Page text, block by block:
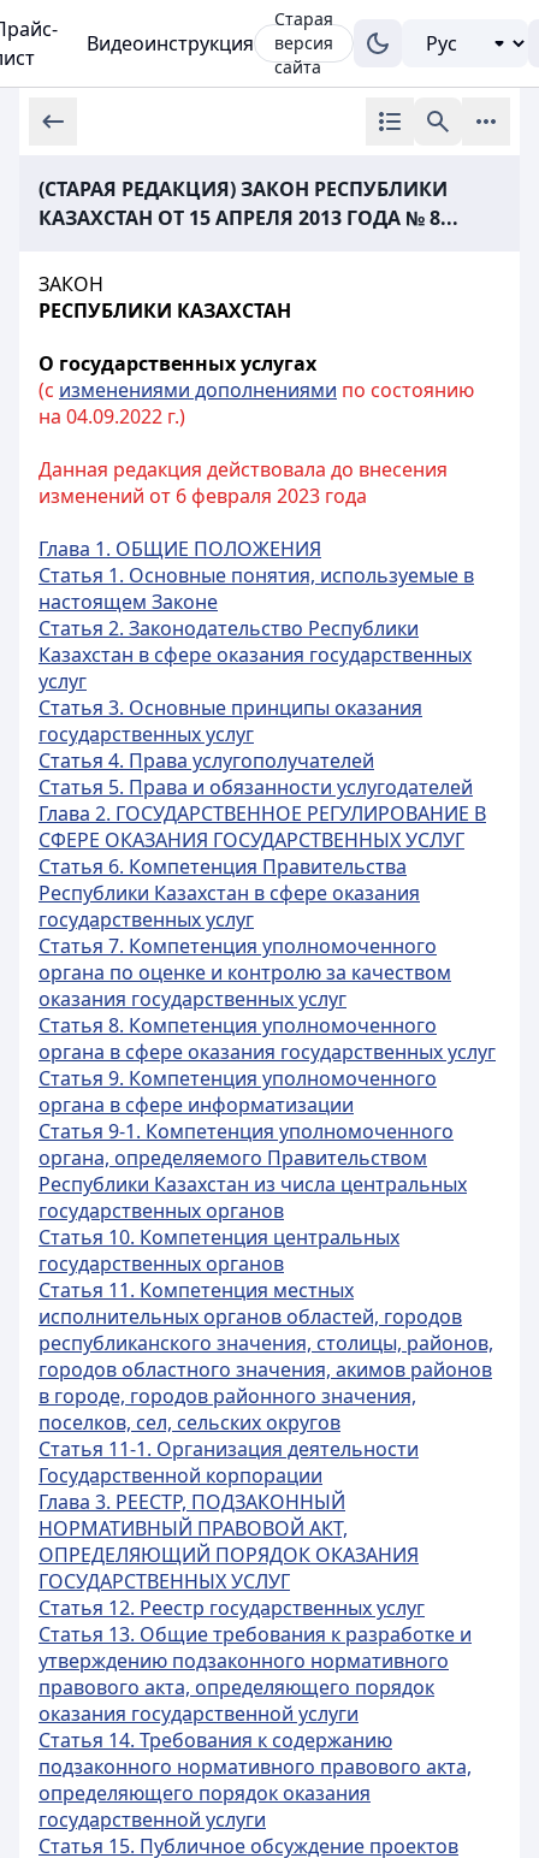
Видеоинструкция
Старая
версия
сайта
(СТАРАЯ РЕДАКЦИЯ) ЗАКОН РЕСПУБЛИКИ
КАЗАХСТАН ОТ 15 АПРЕЛЯ 2013 ГОДА № 8...
ЗАКОН
РЕСПУБЛИКИ КАЗАХСТАН
О государственных услугах
(с изменениями дополнениями по состоянию
на 04.09.2022 г.)
Данная редакция действовала до внесения
изменений от 6 февраля 2023 года
Глава 1. ОБЩИЕ ПОЛОЖЕНИЯ
Статья 1. Основные понятия, используемые в
настоящем Законе
Статья 2. Законодательство Республики
Казахстан в сфере оказания государственных
услуг
Статья 3. Основные принципы оказания
государственных услуг
Статья 4. Права услугополучателей
Статья 5. Права и обязанности услугодателей
Глава 2. ГОСУДАРСТВЕННОЕ РЕГУЛИРОВАНИЕ В
СФЕРЕ ОКАЗАНИЯ ГОСУДАРСТВЕННЫХ УСЛУГ
Статья 6. Компетенция Правительства
Республики Казахстан в сфере оказания
государственных услуг
Статья 7. Компетенция уполномоченного
органа по оценке и контролю за качеством
оказания государственных услуг
Статья 8. Компетенция уполномоченного
органа в сфере оказания государственных услуг
Статья 9. Компетенция уполномоченного
органа в сфере информатизации
Статья 9-1. Компетенция уполномоченного
органа, определяемого Правительством
Республики Казахстан из числа центральных
государственных органов
Статья 10. Компетенция центральных
государственных органов
Статья 11. Компетенция местных
исполнительных органов областей, городов
республиканского значения, столицы, районов,
городов областного значения, акимов районов
в городе, городов районного значения,
поселков, сел, сельских округов
Статья 11-1. Организация деятельности
Государственной корпорации
Глава 3. РЕЕСТР, ПОДЗАКОННЫЙ
НОРМАТИВНЫЙ ПРАВОВОЙ АКТ,
ОПРЕДЕЛЯЮЩИЙ ПОРЯДОК ОКАЗАНИЯ
ГОСУДАРСТВЕННЫХ УСЛУГ
Статья 12. Реестр государственных услуг
Статья 13. Общие требования к разработке и
утверждению подзаконного нормативного
правового акта, определяющего порядок
оказания государственной услуги
Статья 14. Требования к содержанию
подзаконного нормативного правового акта,
определяющего порядок оказания
государственной услуги
Статья 15. Публичное обсуждение проектов